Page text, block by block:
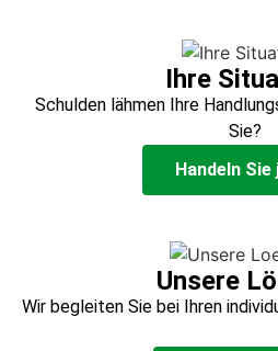
Ihre
Schulden lähmen Ihre
Sie?
Handeln
Unsere
Wir begleiten Sie bei Ihren